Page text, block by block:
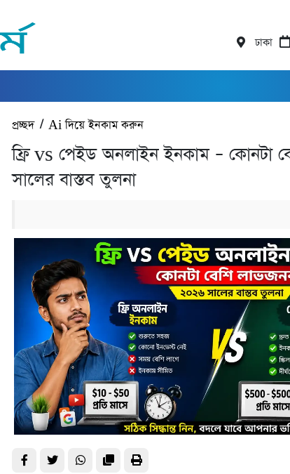
ঢাকা
প্রচ্ছদ/ Ai দিয়ে ইনকাম করুন
ফ্রি vs পেইড অনলাইন ইনকাম – কোনটা
সালের বাস্তব তুলনা